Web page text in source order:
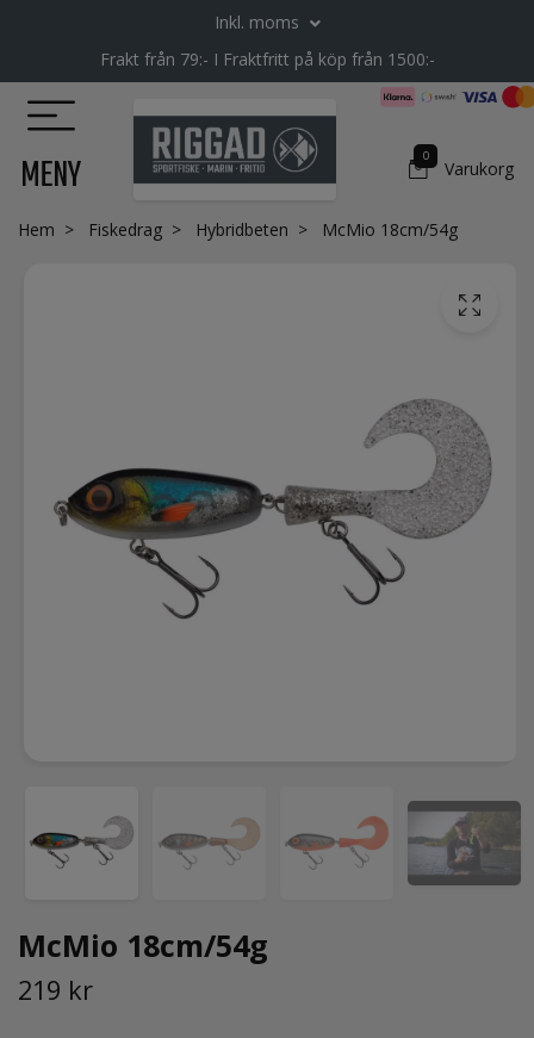
Inkl. moms
Frakt från 79:- I Fraktfritt på köp från 1500:-
MENY 0
Varukorg
Hem Fiskedrag Hybridbeten McMio 18cm/54g
McMio 18cm/54g
219 kr